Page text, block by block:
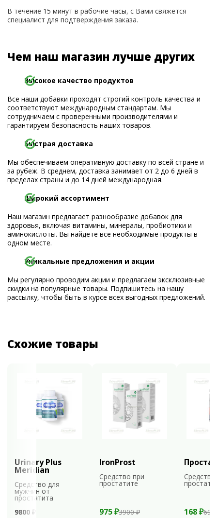
В течение 15 минут в рабочие часы, с Вами свяжется
специалист для подтверждения заказа.
Чем наш магазин лучше других
Высокое качество продуктов
Все наши добавки проходят строгий контроль качества и
соответствуют международным стандартам. Мы
сотрудничаем с проверенными производителями и
гарантируем безопасность наших товаров.
Быстрая доставка
Мы обеспечиваем оперативную доставку по всей стране и
за рубеж. В среднем, доставка занимает от 2 до 6 дней в
пределах страны и до 14 дней международная.
Широкий ассортимент
Наш магазин предлагает разнообразие добавок для
здоровья, включая витамины, минералы, пробиотики и
аминокислоты. Вы найдете все необходимые продукты в
одном месте.
Уникальные предложения и акции
Мы регулярно проводим акции и предлагаем эксклюзивные
скидки на популярные товары. Подпишитесь на нашу
рассылку, чтобы быть в курсе всех выгодных предложений.
Схожие товары
Urinary Plus
Meridian
Средство для
мужчин от
простатита
9800 ₽
IronProst
Средство при
простатите
975 ₽3900 ₽ 168 ₽